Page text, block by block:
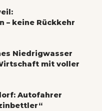
– keine Rückkehr
Niedrigwasser
mit voller
Autofahrer